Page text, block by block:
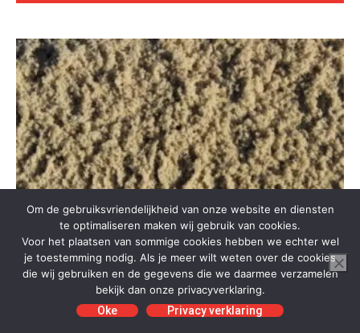
Om de gebruiksvriendelijkheid van onze website en diensten
te optimaliseren maken wij gebruik van cookies.
Voor het plaatsen van sommige cookies hebben we echter wel
je toestemming nodig. Als je meer wilt weten over de cookies
die wij gebruiken en de gegevens die we daarmee verzamelen
bekijk dan onze privacyverklaring.
Oke
Privacy verklaring